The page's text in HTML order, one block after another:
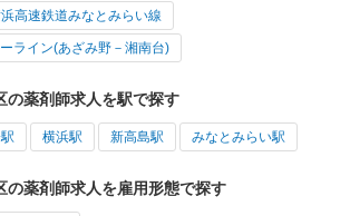
高速鉄道みなとみらい線
ライン(あざみ野－湘南台)
の薬剤師求人を駅で探す
横浜駅 新高島駅 みなとみらい駅
の薬剤師求人を雇用形態で探す